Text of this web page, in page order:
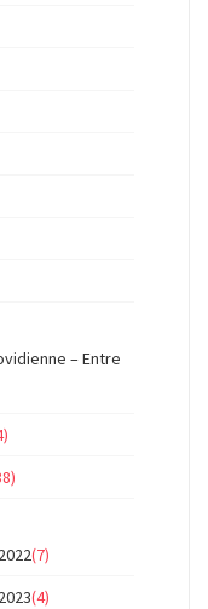
– Entre
(7)
(4)